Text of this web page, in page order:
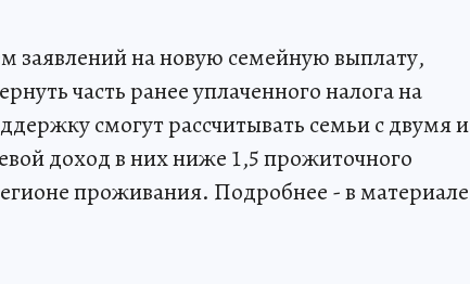
заявлений на новую семейную выплату,
часть ранее уплаченного налога на
смогут рассчитывать семьи с двумя и
доход в них ниже 1,5 прожиточного
проживания. Подробнее - в материале